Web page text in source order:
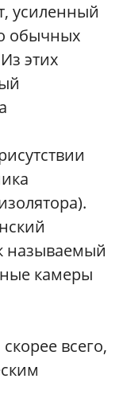
усиленный
обычных
этих
называемый
камеры
всего,